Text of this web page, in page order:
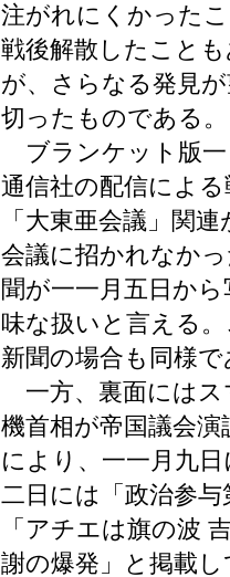
注がれにくかった
戦後解散したこと
が、さらなる発見
切ったものである。
ブランケット版一
通信社の配信によ
「大東亜会議」関
会議に招かれなか
聞が一一月五日か
味な扱いと言える
新聞の場合も同様
一方、裏面にはス
機首相が帝国議会
により、一一月九
二日には「政治参
「アチエは旗の波
謝の爆発」と掲載